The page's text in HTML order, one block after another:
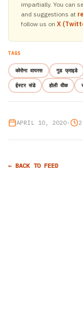
impartially. You can
and suggestions at
follow us on X
TAGS
कोरोना वायरस गुड फ्राइडे
ईस्टर संडे होली वीक
APRIL 10, 2020•
← BACK TO FEED